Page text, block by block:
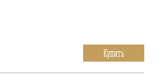
Купить